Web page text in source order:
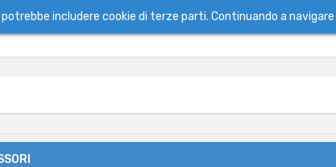
includere cookie di terze parti. Continuando a